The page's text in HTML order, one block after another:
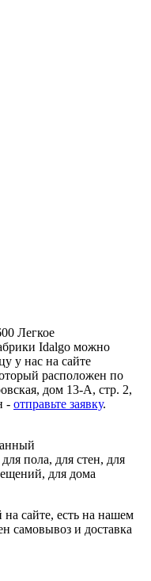
Легкое
Idalgo можно
у нас на сайте
расположен по
дом 13-А, стр. 2,
- отправьте заявку.
пола, для стен, для
для дома
сайте, есть на нашем
самовывоз и доставка